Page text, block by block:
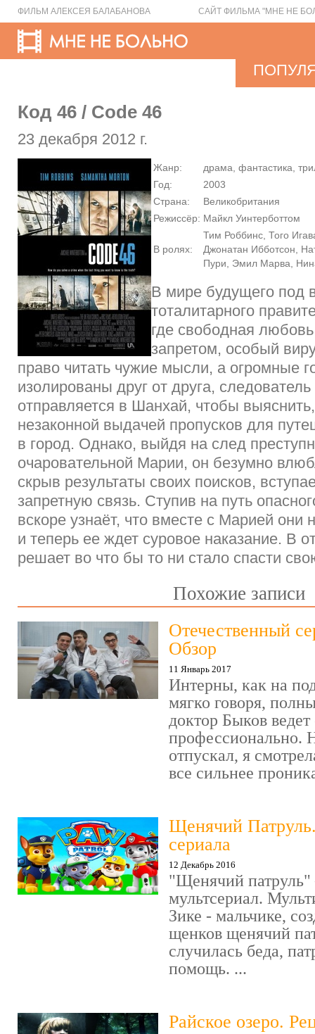
ФИЛЬМ АЛЕКСЕЯ БАЛАБАНОВА САЙТ ФИЛЬМА "МНЕ НЕ
Код 46 / Code 46
23 декабря 2012 г.
Жанр:
драма, фантастика,
Год:
2003
Страна:
Великобритания
Режиссёр: Майкл Уинтерботтом
В ролях:
Тим Роббинс, Того
Джонатан Ибботсон,
Пури, Эмил Марва,
В мире будущего под
тоталитарного
где свободная
запретом, особый
право читать чужие мысли, а огромные
изолированы друг от друга,
отправляется в Шанхай, чтобы
незаконной выдачей пропусков для
в город. Однако, выйдя на след
очаровательной Марии, он безумно
скрыв результаты своих поисков,
запретную связь. Ступив на путь
вскоре узнаёт, что вместе с Марией они
и теперь ее ждет суровое наказание. В
решает во что бы то ни стало спасти
Похожие записи
Отечественный
Обзор
11 Январь 2017
Интерны, как на
мягко говоря,
доктор Быков ведет
профессионально.
отпускал, я
все сильнее
Щенячий
сериала
12 Декабрь 2016
"Щенячий патруль"
мультсериал.
Зике - мальчике,
щенков щенячий
случилась беда,
помощь. ...
Райское озеро.